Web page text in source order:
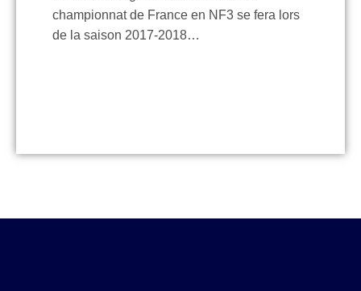
championnat de France en NF3 se fera lors
de la saison 2017-2018…